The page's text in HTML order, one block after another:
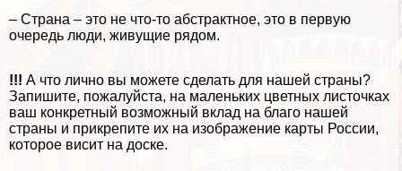
– Страна – это не что-то абстpaктное, это в первую
очередь люди, живущие рядом.
!!! А что лично вы можете сделать для нашей страны?
Запишите, пожалуйста, на маленьких цветных листочках
ваш конкретный возможный вклад на благо нашей
страны и прикрепите их на изображение карты России,
которое висит на доске.